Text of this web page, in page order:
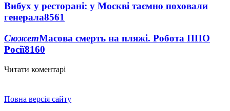
Вибух у ресторані: у Москві таємно поховали
генерала8561
СюжетМасова смерть на пляжі. Робота ППО
Росії8160
Читати коментарі
Повна версія сайту